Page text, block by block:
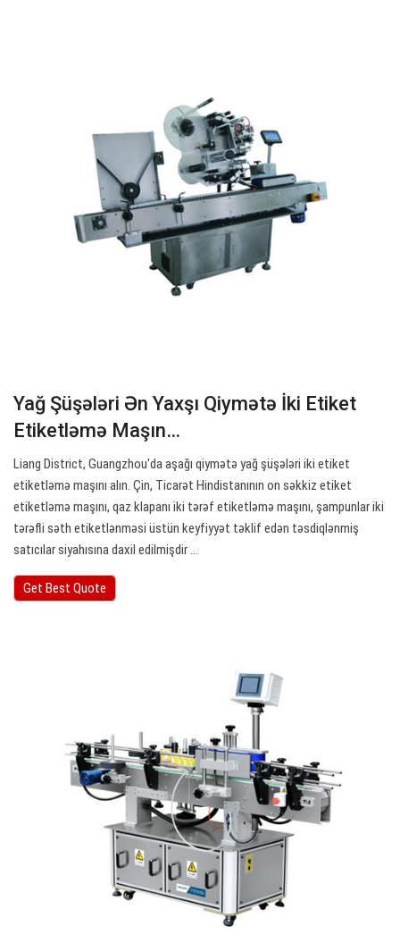
Yağ Şüşələri Ən Yaxşı Qiymətə İki Etiket
Etiketləmə Maşın…
Liang District, Guangzhou'da aşağı qiymətə yağ şüşələri iki etiket
etiketləmə maşını alın. Çin, Ticarət Hindistanının on səkkiz etiket
etiketləmə maşını, qaz klapanı iki tərəf etiketləmə maşını, şampunlar iki
tərəfli səth etiketlənməsi üstün keyfiyyət təklif edən təsdiqlənmiş
satıcılar siyahısına daxil edilmişdir ...
Get Best Quote